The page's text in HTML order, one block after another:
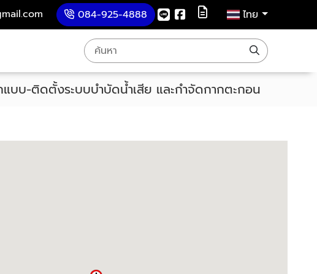
084-925-4888 ไทย
บบ-ติดตั้งระบบบำบัดน้ำเสีย และกำจัดกากตะกอน